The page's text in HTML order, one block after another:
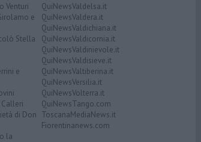
Venturi
e
Stella
e
di Don
la
QuiNewsValdelsa.it
QuiNewsValdera.it
QuiNewsValdichiana.it
QuiNewsValdicornia.it
QuiNewsValdinievole.it
QuiNewsValdisieve.it
QuiNewsValtiberina.it
QuiNewsVersilia.it
QuiNewsVolterra.it
QuiNewsTango.com
ToscanaMediaNews.it
Fiorentinanews.com